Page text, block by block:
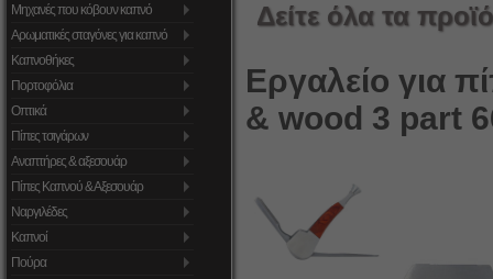
Μηχανές που κόβουν καπνό
Αρωματικές σταγόνες για καπνό
Καπνοθήκες
Πορτοφόλια
Οπτικά
Πίπες τσιγάρων
Αναπτήρες & αξεσουάρ
Πίπες Καπνού & Αξεσουάρ
Ναργιλέδες
Καπνοί
Πούρα
Δείτε όλα τα
Εργαλείο για
& wood 3 part